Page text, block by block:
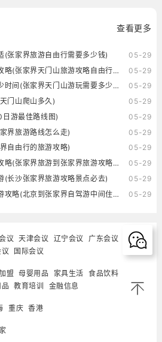
查看更多
(张家界旅游自由行需要多少钱)
05-29
张家界天门山最完全旅游攻略(张家界天门山旅游攻略自由行三天)
05-29
张家界天门山游玩需要多少时间(张家界天门山游玩需要多少时间的核酸)
05-29
门山爬山多久)
05-29
游最佳路线图)
05-29
界旅游路线怎么走)
05-29
自由行的旅游攻略)
05-29
张家界旅游到张家界旅游攻略(张家界旅游到张家界旅游攻略一日游)
05-29
(长沙张家界旅游攻略景点必去)
05-29
北京出发自驾游张家界旅游攻略(北京到张家界自驾游中间住在哪里好)
05-29
议 天津会议 辽宁会议
广东会议
国际会议
盟 母婴用品 家具生活 食品饮料
教育培训 金融信息
重庆 香港